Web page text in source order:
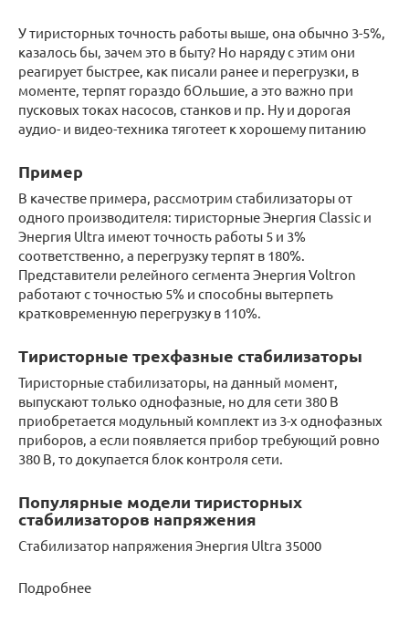
У тиристорных точность работы выше, она обычно 3-5%,
казалось бы, зачем это в быту? Но наряду с этим они
реагирует быстрее, как писали ранее и перегрузки, в
моменте, терпят гораздо бОльшие, а это важно при
пусковых токах насосов, станков и пр. Ну и дорогая
аудио- и видео-техника тяготеет к хорошему питанию
Пример
В качестве примера, рассмотрим стабилизаторы от
одного производителя: тиристорные Энергия Classic и
Энергия Ultra имеют точность работы 5 и 3%
соответственно, а перегрузку терпят в 180%.
Представители релейного сегмента Энергия Voltron
работают с точностью 5% и способны вытерпеть
кратковременную перегрузку в 110%.
Тиристорные трехфазные стабилизаторы
Тиристорные стабилизаторы, на данный момент,
выпускают только однофазные, но для сети 380 В
приобретается модульный комплект из 3-х однофазных
приборов, а если появляется прибор требующий ровно
380 В, то докупается блок контроля сети.
Популярные модели тиристорных
стабилизаторов напряжения
Стабилизатор напряжения Энергия Ultra 35000
Подробнее